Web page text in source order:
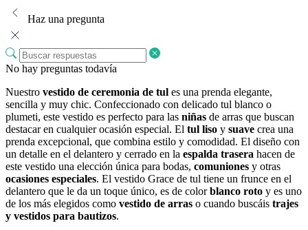
Haz una pregunta
No hay preguntas todavía
Nuestro vestido de ceremonia de tul es una prenda elegante,
sencilla y muy chic. Confeccionado con delicado tul blanco o
plumeti, este vestido es perfecto para las niñas de arras que buscan
destacar en cualquier ocasión especial. El tul liso y suave crea una
prenda excepcional, que combina estilo y comodidad. El diseño con
un detalle en el delantero y cerrado en la espalda trasera hacen de
este vestido una elección única para bodas, comuniones y otras
ocasiones especiales. El vestido Grace de tul tiene un frunce en el
delantero que le da un toque único, es de colorblanco roto y es uno
de los más elegidos como vestido de arras o cuando buscáis trajes
y vestidos para bautizos.